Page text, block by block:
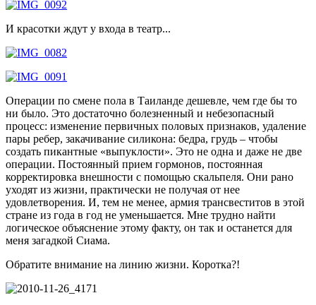
И красотки ждут у входа в театр...
Операции по смене пола в Таиланде дешевле, чем где бы то
ни было. Это достаточно болезненный и небезопасный
процесс: изменение первичных половых признаков, удаление
пары ребер, закачивание силикона: бедра, грудь – чтобы
создать пикантные «выпуклости». Это не одна и даже не две
операции. Постоянный прием гормонов, постоянная
корректировка внешности с помощью скальпеля. Они рано
уходят из жизни, практически не получая от нее
удовлетворения. И, тем не менее, армия трансвеститов в этой
стране из года в год не уменьшается. Мне трудно найти
логическое объяснение этому факту, он так и останется для
меня загадкой Сиама.
Обратите внимание на линию жизни. Коротка?!